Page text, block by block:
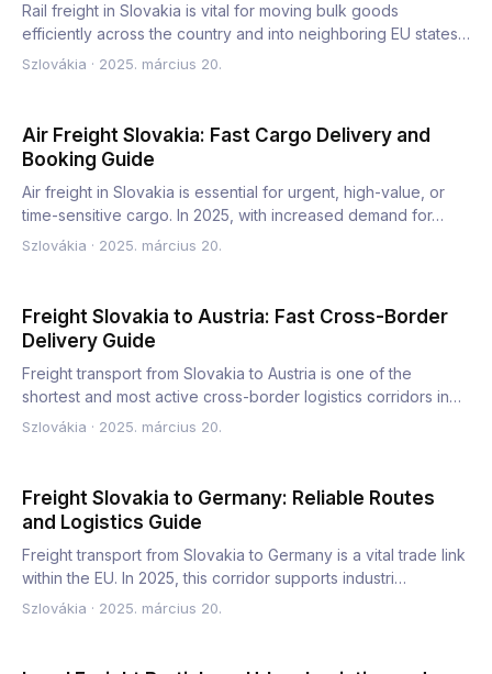
Rail freight in Slovakia is vital for moving bulk goods
efficiently across the country and into neighboring EU states.
I…
Szlovákia · 2025. március 20.
Air Freight Slovakia: Fast Cargo Delivery and
Booking Guide
Air freight in Slovakia is essential for urgent, high-value, or
time-sensitive cargo. In 2025, with increased demand for…
Szlovákia · 2025. március 20.
Freight Slovakia to Austria: Fast Cross-Border
Delivery Guide
Freight transport from Slovakia to Austria is one of the
shortest and most active cross-border logistics corridors in
Ce…
Szlovákia · 2025. március 20.
Freight Slovakia to Germany: Reliable Routes
and Logistics Guide
Freight transport from Slovakia to Germany is a vital trade link
within the EU. In 2025, this corridor supports industri…
Szlovákia · 2025. március 20.